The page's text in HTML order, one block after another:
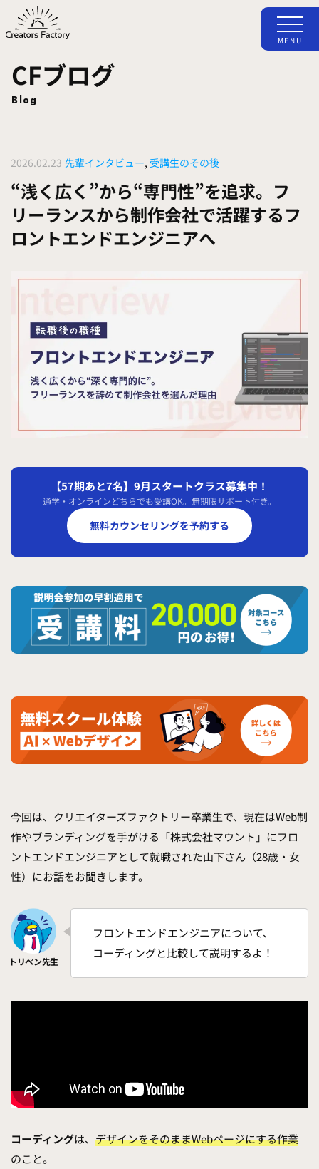
CFブログ
Blog
MENU
2026.02.23 先輩インタビュー, 受講生のその後
“浅く広く”から“専門性”を追求。フ
リーランスから制作会社で活躍するフ
ロントエンドエンジニアへ
【57期あと7名】9月スタートクラス募集中！
通学・オンラインどちらでも受講OK。無期限サポート付き。
無料カウンセリングを予約する
今回は、クリエイターズファクトリー卒業生で、現在はWeb制
作やブランディングを手がける「株式会社マウント」にフロ
ントエンドエンジニアとして就職された山下さん（28歳・女
性）にお話をお聞きします。
フロントエンドエンジニアについて、
コーディングと比較して説明するよ！
コーディングは、 デザインをそのままWebページにする作業
のこと。